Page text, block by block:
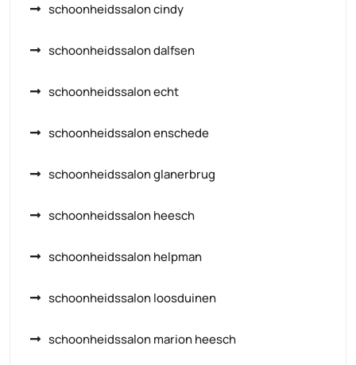
schoonheidssalon cindy
schoonheidssalon dalfsen
schoonheidssalon echt
schoonheidssalon enschede
schoonheidssalon glanerbrug
schoonheidssalon heesch
schoonheidssalon helpman
schoonheidssalon loosduinen
schoonheidssalon marion heesch